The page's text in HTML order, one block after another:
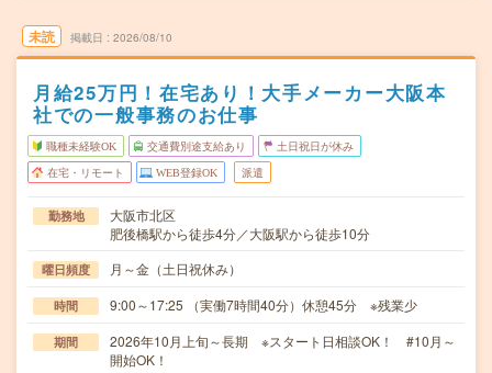
未読 掲載日 2026/08/10
月給25万円！在宅あり！大手メーカー大阪本
社での一般事務のお仕事
職種未経験OK 交通費別途支給あり 土日祝日が休み
在宅・リモート WEB登録OK 派遣
勤務地
大阪市北区
肥後橋駅から徒歩4分／大阪駅から徒歩10分
曜日頻度 月～金（土日祝休み）
時間 9:00～17:25 （実働7時間40分）休憩45分 ※残業少
期間
2026年10月上旬～長期 ※スタート日相談OK！ #10月～
開始OK！